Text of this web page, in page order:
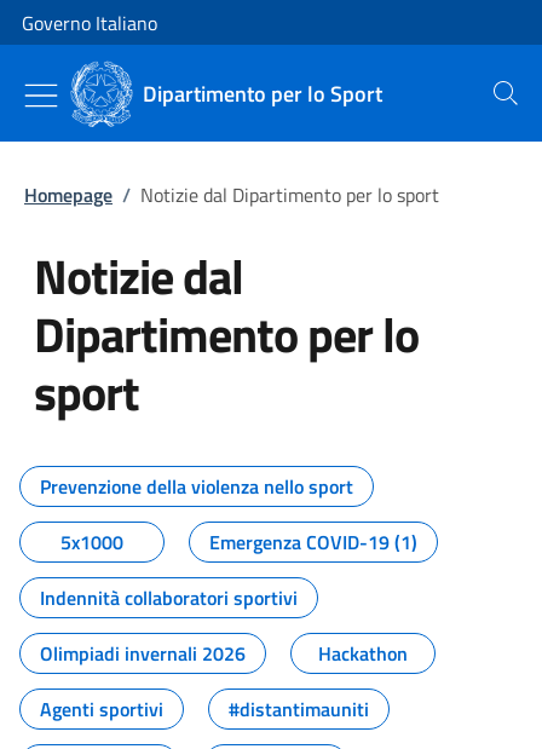
Vai al contenuto
Vai alla navigazione del sito
Governo Italiano
Dipartimento per lo Sport Cerca
Homepage / Notizie dal Dipartimento per lo sport
Notizie dal
Dipartimento per lo
sport
Tutti i contenuti della pagina
Prevenzione della violenza nello sport
5x1000
Emergenza COVID-19 (1)
Indennità collaboratori sportivi
Olimpiadi invernali 2026
Hackathon
Agenti sportivi
#distantimauniti